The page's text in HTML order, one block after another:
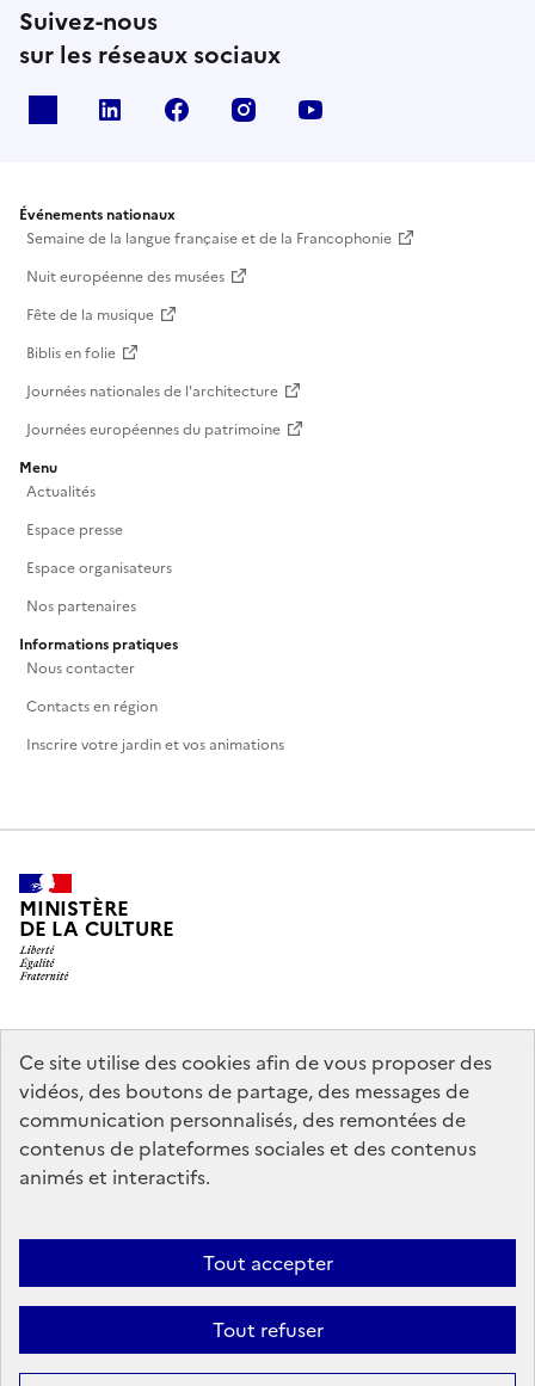
Ce site utilise des cookies afin de vous proposer des
vidéos, des boutons de partage, des messages de
communication personnalisés, des remontées de
contenus de plateformes sociales et des contenus
animés et interactifs.
Tout accepter
Tout refuser
Suivez-nous
sur les réseaux sociaux
Linkedin Facebook Instagram
Événements nationaux
Semaine de la langue française et de la Francophonie
Nuit européenne des musées
Fête de la musique
Biblis en folie
Journées nationales de l'architecture
Journées européennes du patrimoine
Menu
Actualités
Espace presse
Espace organisateurs
Nos partenaires
Informations pratiques
Nous contacter
Contacts en région
Inscrire votre jardin et vos animations
MINISTÈRE
DE LA CULTURE
legifrance.gouv.fr
info.gouv.fr
service-public.gouv.fr
data.gouv.fr
Politique d’utilisation des témoins de connexion (cookies)